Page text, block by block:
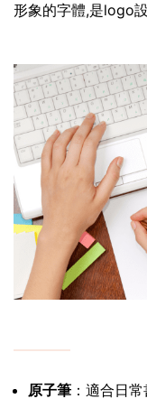
形象的字體,是logo
原子筆 ：適合日